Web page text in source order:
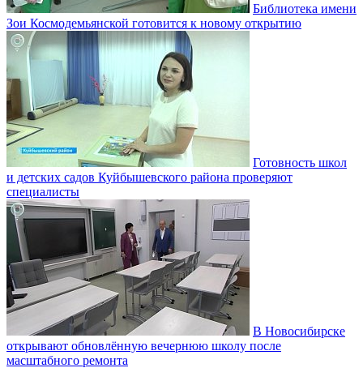
Библиотека имени
Зои Космодемьянской готовится к новому открытию
Готовность школ
и детских садов Куйбышевского района проверяют
специалисты
В Новосибирске
открывают обновлённую вечернюю школу после
масштабного ремонта